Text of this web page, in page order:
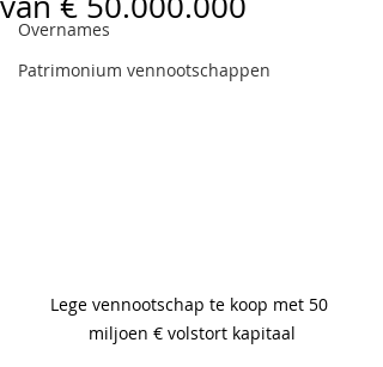
Overnames
Patrimonium vennootschappen
Lege vennootschap te koop met 50
miljoen € volstort kapitaal